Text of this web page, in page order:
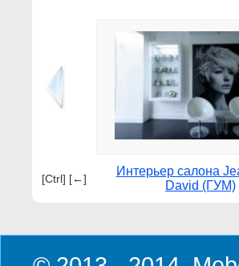
[Ctrl] [←]
Интерьер салона
David (ГУМ)